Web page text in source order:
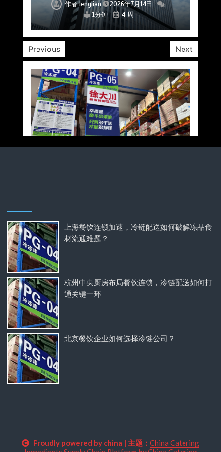
作者lenglian
2026年7月14日
1分钟
4 周
作者lenglian
2026年7月14日
1分钟
4 周
作者lenglian
2026年7月14日
1分钟
4 周
作者lenglian
2026年7月14日
1分钟
4 周
作者lenglian
2026年7月14日
1分钟
4 周
作者lenglian
2026年7月14日
1分钟
4 周
作者lenglian
2026年7月14日
1分钟
4 周
Previous Next
上海餐饮连锁加速，冷链配送如何破解冻品食
材流通难题？
杭州中央厨房布局餐饮连锁，冷链配送如何打
通关键一环
北京餐饮企业如何选择冷链公司？
Proudly powered by china | 主题： China Catering